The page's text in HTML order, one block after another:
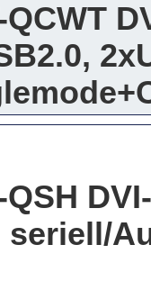
QCWT
QSH
seriell/